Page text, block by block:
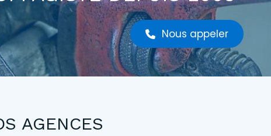
Nous appeler
AGENCES